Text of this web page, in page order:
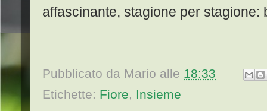
affascinante, stagione per
Pubblicato da Mario alle 18:33
Etichette: Fiore, Insieme